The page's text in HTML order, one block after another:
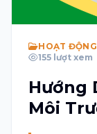
HOẠT
155 lượt xem
Hướng
Môi
Hãy giải hàm
Gửi